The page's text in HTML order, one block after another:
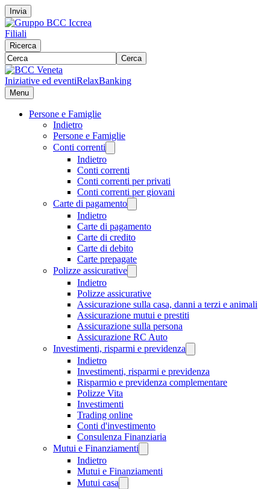
Invia
Filiali
Ricerca
Cerca
Iniziative ed eventiRelaxBanking
Menu
Persone e Famiglie
Indietro
Persone e Famiglie
Conti correnti
Indietro
Conti correnti
Conti correnti per privati
Conti correnti per giovani
Carte di pagamento
Indietro
Carte di pagamento
Carte di credito
Carte di debito
Carte prepagate
Polizze assicurative
Indietro
Polizze assicurative
Assicurazione sulla casa, danni a terzi e animali
Assicurazione mutui e prestiti
Assicurazione sulla persona
Assicurazione RC Auto
Investimenti, risparmi e previdenza
Indietro
Investimenti, risparmi e previdenza
Risparmio e previdenza complementare
Polizze Vita
Investimenti
Trading online
Conti d'investimento
Consulenza Finanziaria
Mutui e Finanziamenti
Indietro
Mutui e Finanziamenti
Mutui casa